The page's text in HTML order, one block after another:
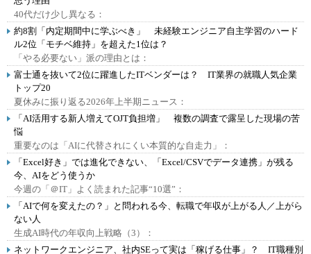
40代だけ少し異なる：
約8割「内定期間中に学ぶべき」 未経験エンジニア自主学習のハード
ル2位「モチベ維持」を超えた1位は？
「やる必要ない」派の理由とは：
富士通を抜いて2位に躍進したITベンダーは？ IT業界の就職人気企業
トップ20
夏休みに振り返る2026年上半期ニュース：
「AI活用する新人増えてOJT負担増」 複数の調査で露呈した現場の苦
悩
重要なのは「AIに代替されにくい本質的な自走力」：
「Excel好き」では進化できない、「Excel/CSVでデータ連携」が残る
今、AIをどう使うか
今週の「＠IT」よく読まれた記事“10選”：
「AIで何を変えたの？」と問われる今、転職で年収が上がる人／上がら
ない人
生成AI時代の年収向上戦略（3）：
ネットワークエンジニア、社内SEって実は「稼げる仕事」？ IT職種別